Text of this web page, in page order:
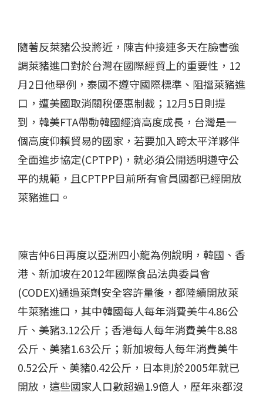
隨著反萊豬公投將近，陳吉仲接連多天在臉書強
調萊豬進口對於台灣在國際經貿上的重要性，12
月2日他舉例，泰國不遵守國際標準、阻擋萊豬進
口，遭美國取消關稅優惠制裁；12月5日則提
到，韓美FTA帶動韓國經濟高度成長，台灣是一
個高度仰賴貿易的國家，若要加入跨太平洋夥伴
全面進步協定(CPTPP)，就必須公開透明遵守公
平的規範，且CPTPP目前所有會員國都已經開放
萊豬進口。
陳吉仲6日再度以亞洲四小龍為例說明，韓國、香
港、新加坡在2012年國際食品法典委員會
(CODEX)通過萊劑安全容許量後，都陸續開放萊
牛萊豬進口，其中韓國每人每年消費美牛4.86公
斤、美豬3.12公斤；香港每人每年消費美牛8.88
公斤、美豬1.63公斤；新加坡每人每年消費美牛
0.52公斤、美豬0.42公斤，日本則於2005年就已
開放，這些國家人口數超過1.9億人，歷年來都沒